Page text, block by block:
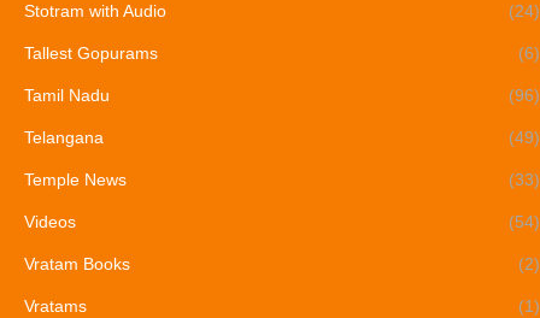
Stotram with Audio (24)
Tallest Gopurams (6)
Tamil Nadu (96)
Telangana (49)
Temple News (33)
Videos (54)
Vratam Books (2)
Vratams (1)